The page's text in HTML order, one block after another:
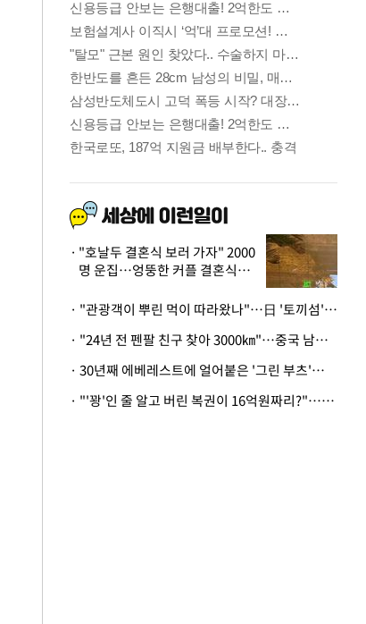
"호날두 결혼식 보러 가자" 2000
명 운집…엉뚱한 커플 결혼식에
· "관광객이 뿌린 먹이 따라왔나"…日 '토끼섬' 멧돼지, 토끼까지 사냥
· "24년 전 펜팔 친구 찾아 3000㎞"…중국 남성 사연에 '뭉클'
· 30년째 에베레스트에 얼어붙은 '그린 부츠'…드디어 가족 품으로
· "'꽝'인 줄 알고 버린 복권이 16억원짜리?"…극적으로 되찾은 사연